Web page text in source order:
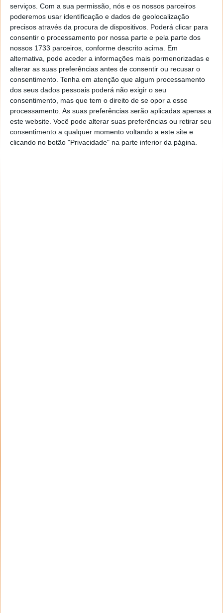
serviços. Com a sua permissão, nós e os nossos parceiros
poderemos usar identificação e dados de geolocalização
precisos através da procura de dispositivos. Poderá clicar para
consentir o processamento por nossa parte e pela parte dos
nossos 1733 parceiros, conforme descrito acima. Em
alternativa, pode aceder a informações mais pormenorizadas e
alterar as suas preferências antes de consentir ou recusar o
consentimento. Tenha em atenção que algum processamento
dos seus dados pessoais poderá não exigir o seu
consentimento, mas que tem o direito de se opor a esse
processamento. As suas preferências serão aplicadas apenas a
este website. Você pode alterar suas preferências ou retirar seu
consentimento a qualquer momento voltando a este site e
clicando no botão "Privacidade" na parte inferior da página.
Nesta rubrica colocamos uma questão sobre temas
pertinentes, atuais e úteis, para conhecer a opinião e
tendências dos nossos leitores no mundo da
tecnologia, sobretudo no nosso país.
Assim, caso queiram ver algum tema votado nas
nossas questões semanais, basta deixarem um
comentário com o mesmo ou enviem para
marisa.pinto@pplware.com.